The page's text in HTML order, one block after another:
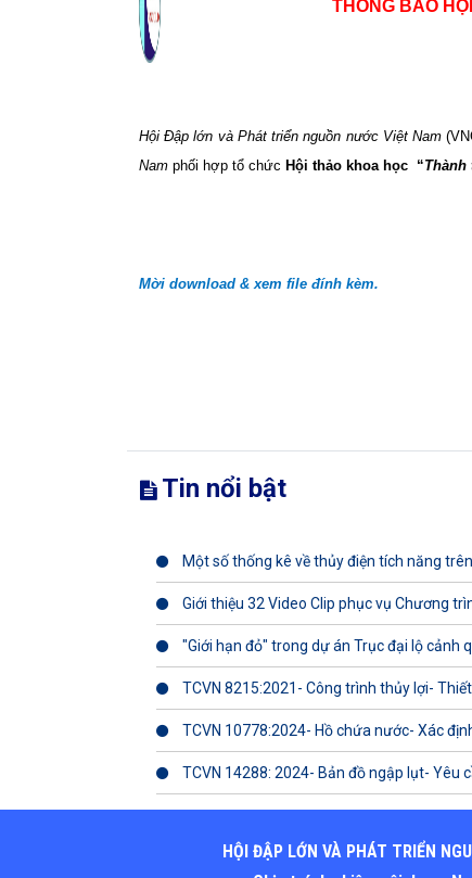
THÔNG BÁO
Hội Đập lớn và Phát triển nguồn nước Việt Nam
Nam phối hợp tổ chức Hội thảo khoa học “Thành
Mời download & xem file đính kèm.
Tin nổi bật
Một số thống kê về thủy điện tích năng
Giới thiệu 32 Video Clip phục vụ Chương
"Giới hạn đỏ" trong dự án Trục đại lộ cảnh
TCVN 8215:2021- Công trình thủy lợi-
TCVN 10778:2024- Hồ chứa nước- Xác
TCVN 14288: 2024- Bản đồ ngập lụt- Yêu
HỘI ĐẬP LỚN VÀ PHÁT TRIỂN